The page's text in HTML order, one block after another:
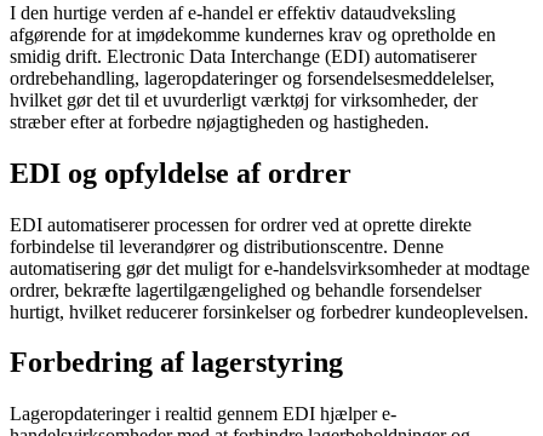
I den hurtige verden af e-handel er effektiv dataudveksling
afgørende for at imødekomme kundernes krav og opretholde en
smidig drift. Electronic Data Interchange (EDI) automatiserer
ordrebehandling, lageropdateringer og forsendelsesmeddelelser,
hvilket gør det til et uvurderligt værktøj for virksomheder, der
stræber efter at forbedre nøjagtigheden og hastigheden.
EDI og opfyldelse af ordrer
EDI automatiserer processen for ordrer ved at oprette direkte
forbindelse til leverandører og distributionscentre. Denne
automatisering gør det muligt for e-handelsvirksomheder at modtage
ordrer, bekræfte lagertilgængelighed og behandle forsendelser
hurtigt, hvilket reducerer forsinkelser og forbedrer kundeoplevelsen.
Forbedring af lagerstyring
Lageropdateringer i realtid gennem EDI hjælper e-